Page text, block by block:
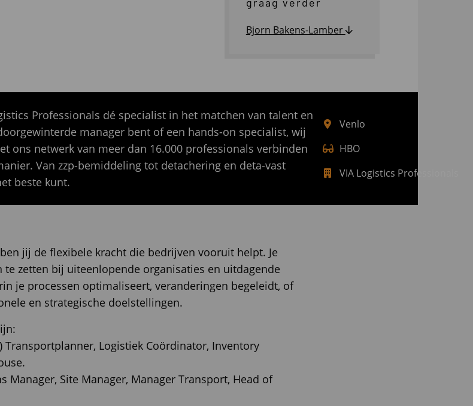
Bjorn Bakens-Lamber
Professionals dé specialist in het matchen van talent en
manager bent of een hands-on specialist, wij
netwerk van meer dan 16.000 professionals verbinden
Van zzp-bemiddeling tot detachering en deta-vast
beste kunt.
Venlo
HBO
VIA Logistics Professionals
jij de flexibele kracht die bedrijven vooruit helpt. Je
zetten bij uiteenlopende organisaties en uitdagende
je processen optimaliseert, veranderingen begeleidt, of
en strategische doelstellingen.
Transportplanner, Logistiek Coördinator, Inventory
Manager, Site Manager, Manager Transport, Head of